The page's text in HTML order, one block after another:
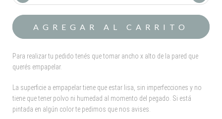
Para realizar tu pedido tenés que tomar ancho x alto de la pared que
querés empapelar.
La superficie a empapelar tiene que estar lisa, sin imperfecciones y no
tiene que tener polvo ni humedad al momento del pegado. Si está
pintada en algún color te pedimos que nos avises.